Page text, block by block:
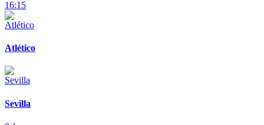
16:15
Atlético
Sevilla